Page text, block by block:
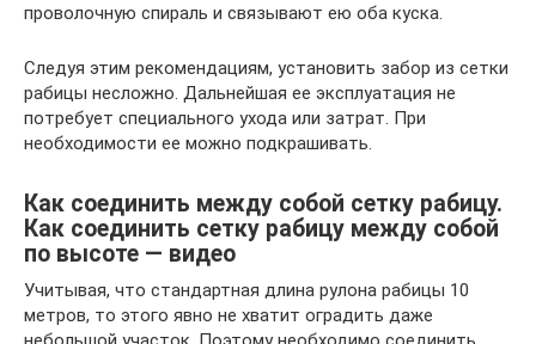
проволочную спираль и связывают ею оба куска.
Следуя этим рекомендациям, установить забор из сетки
рабицы несложно. Дальнейшая ее эксплуатация не
потребует специального ухода или затрат. При
необходимости ее можно подкрашивать.
Как соединить между собой сетку рабицу.
Как соединить сетку рабицу между собой
по высоте — видео
Учитывая, что стандартная длина рулона рабицы 10
метров, то этого явно не хватит оградить даже